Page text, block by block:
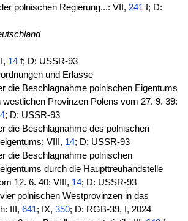
polnischen Regierung...: VII, 241f; D:
14f; D: USSR-93
und Erlasse
die Beschlagnahme polnischen Eigentums
westlichen Provinzen Polens vom 27. 9. 39:
; D: USSR-93
die Beschlagnahme des polnischen
VIII, 14; D: USSR-93
die Beschlagnahme polnischen
durch die Haupttreuhandstelle
12. 6. 40: VIII, 14; D: USSR-93
polnischen Westprovinzen in das
III, 641; IX, 350; D: RGB-39, I, 2024